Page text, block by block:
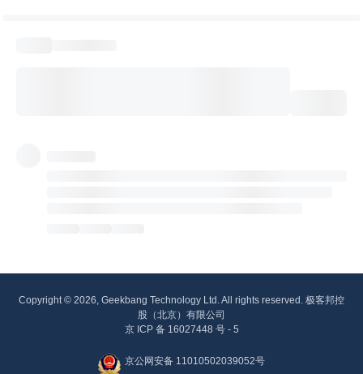
Copyright © 2026, Geekbang Technology Ltd. All rights reserved. 极客邦控
股（北京）有限公司
京 ICP 备 16027448 号 - 5
京公网安备 11010502039052号